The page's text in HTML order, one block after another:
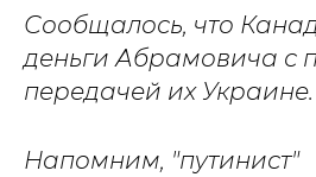
Сообщалось, что
деньги Абрамовича с
передачей их Украине.
Напомним, "путинист"